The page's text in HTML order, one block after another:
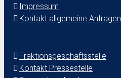
Impressum
Kontakt allgemeine Anfragen
Fraktionsgeschäftsstelle
Kontakt Pressestelle